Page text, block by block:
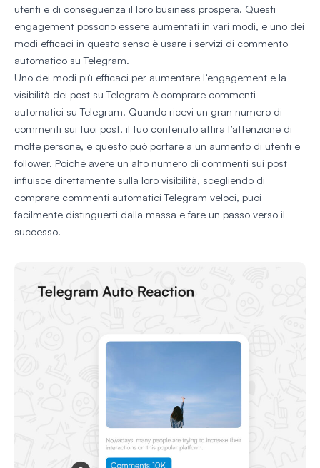
utenti e di conseguenza il loro business prospera. Questi
engagement possono essere aumentati in vari modi, e uno dei
modi efficaci in questo senso è usare i servizi di commento
automatico su Telegram.
Uno dei modi più efficaci per aumentare l’engagement e la
visibilità dei post su Telegram è comprare commenti
automatici su Telegram. Quando ricevi un gran numero di
commenti sui tuoi post, il tuo contenuto attira l’attenzione di
molte persone, e questo può portare a un aumento di utenti e
follower. Poiché avere un alto numero di commenti sui post
influisce direttamente sulla loro visibilità, scegliendo di
comprare commenti automatici Telegram veloci, puoi
facilmente distinguerti dalla massa e fare un passo verso il
successo.